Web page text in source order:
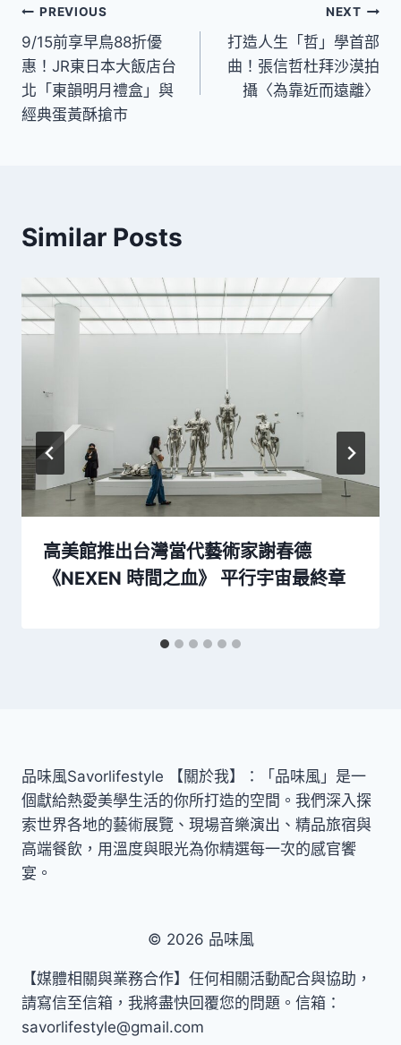
文
章
導
覽
PREVIOUS
9/15前享早鳥88折優
惠！JR東日本大飯店台
北「東韻明月禮盒」與
經典蛋黃酥搶市
NEXT
打造人生「哲」學首部
曲！張信哲杜拜沙漠拍
攝〈為靠近而遠離〉
Similar Posts
高美館推出台灣當代藝術家謝春德
《NEXEN 時間之血》 平行宇宙最終章
品味風Savorlifestyle 【關於我】：「品味風」是一
個獻給熱愛美學生活的你所打造的空間。我們深入探
索世界各地的藝術展覽、現場音樂演出、精品旅宿與
高端餐飲，用溫度與眼光為你精選每一次的感官饗
宴。
© 2026 品味風
【媒體相關與業務合作】任何相關活動配合與協助，
請寫信至信箱，我將盡快回覆您的問題。信箱：
savorlifestyle@gmail.com